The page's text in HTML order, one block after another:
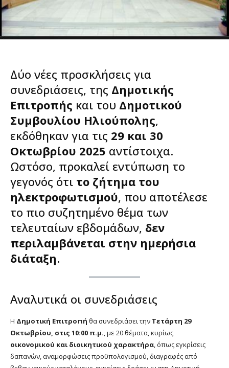
Δύο νέες προσκλήσεις για
συνεδριάσεις, της Δημοτικής
Επιτροπής και του Δημοτικού
Συμβουλίου Ηλιούπολης,
εκδόθηκαν για τις 29 και 30
Οκτωβρίου 2025 αντίστοιχα.
Ωστόσο, προκαλεί εντύπωση το
γεγονός ότι το ζήτημα του
ηλεκτροφωτισμού, που αποτέλεσε
το πιο συζητημένο θέμα των
τελευταίων εβδομάδων, δεν
περιλαμβάνεται στην ημερήσια
διάταξη.
Αναλυτικά οι συνεδριάσεις
Η Δημοτική Επιτροπή θα συνεδριάσει την Τετάρτη 29
Οκτωβρίου, στις 10:00 π.μ., με 20 θέματα, κυρίως
οικονομικού και διοικητικού χαρακτήρα, όπως εγκρίσεις
δαπανών, αναμορφώσεις προϋπολογισμού, διαγραφές από